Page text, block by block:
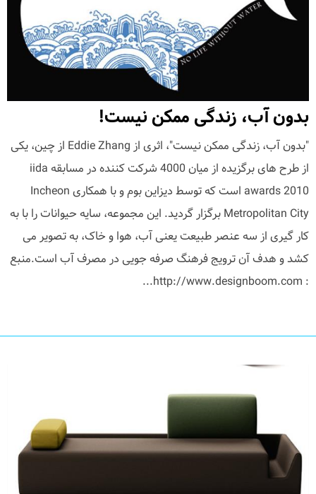
بدون آب، زندگی ممکن نیست!
"بدون آب، زندگی ممکن نیست"، اثری از Eddie Zhang از چین، یکی
از طرح های برگزیده از میان 4000 شرکت کننده در مسابقه iida
awards 2010 است که توسط دیزاین بوم و با همکاری Incheon
Metropolitan City برگزار گردید. این مجموعه، سایه حیوانات را با به
کار گیری از سه عنصر طبیعت یعنی آب، هوا و خاک، به تصویر می
کشد و هدف آن ترویج فرهنگ صرفه جویی در مصرف آب است.منبع
: http://www.designboom.com...